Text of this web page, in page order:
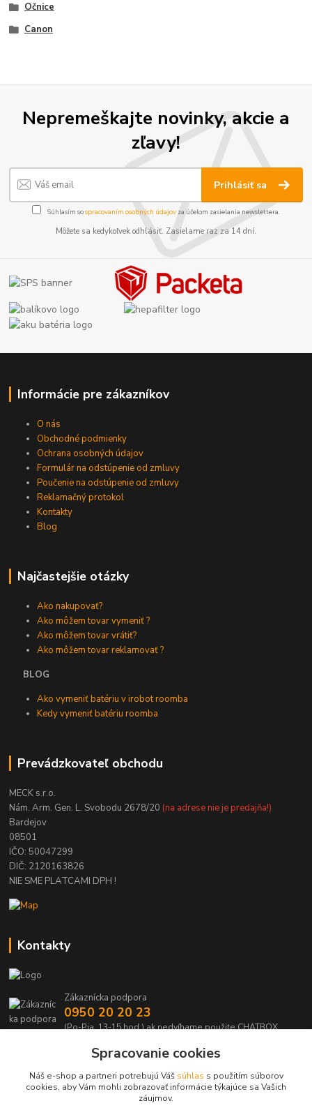
Očnice
Canon
Nepremeškajte novinky, akcie a
zľavy!
Prihlásiť sa
Súhlasím sospracovaním osobných údajov za účelom zasielania newslettera.
Môžete sa kedykoľvek odhlásiť. Zasielame raz za 14 dní.
Informácie pre zákazníkov
O nás
Obchodné podmienky
Ochrana osobných údajov
Formulár na odstúpenie od zmluvy
Poučenie na odstúpenie od zmluvy
Reklamačný protokol
Kontakty
Blog
Najčastejšie otázky
Ako nakupovať?
Ako môžem tovar vymeniť ?
Ako môžem tovar vrátiť?
Ako môžem tovar reklamovať ?
BLOG
Ako vymeniť batériu v irobot roomba
Kedy vymeniť batériu roomba
Prevádzkovateľ obchodu
MECK s.r.o.
Nám. Arm. Gen. L. Svobodu 2678/20 (na adrese nie je predajňa!)
Bardejov
08501
IČO: 50047299
DIČ: 2120163826
NIE SME PLATCAMI DPH !
Kontakty
Zákaznícka podpora
0950 20 20 23
(Po-Pia, 13-15 hod.) ak nedvíhame použite CHATBOX
info@kabelmanie.skSpracovanie cookies
Náš e-shop a partneri potrebujú Váš súhlas s použitím súborov
cookies, aby Vám mohli zobrazovať informácie týkajúce sa Vašich
záujmov.